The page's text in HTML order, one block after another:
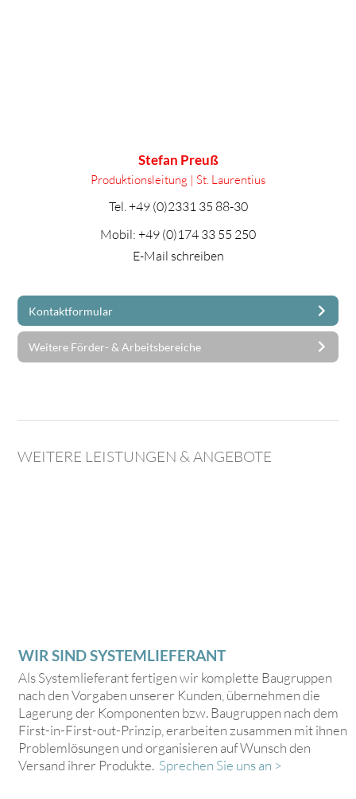
Stefan Preuß
Produktionsleitung | St. Laurentius
Tel.+49 (0)2331 35 88-30
Mobil: +49 (0)174 33 55 250
E-Mail schreiben
Kontaktformular
Weitere Förder- & Arbeitsbereiche
WEITERE LEISTUNGEN & ANGEBOTE
WIR SIND SYSTEMLIEFERANT
Als Systemlieferant fertigen wir komplette Baugruppen
nach den Vorgaben unserer Kunden, übernehmen die
Lagerung der Komponenten bzw. Baugruppen nach dem
First-in-First-out-Prinzip, erarbeiten zusammen mit ihnen
Problemlösungen und organisieren auf Wunsch den
Versand ihrer Produkte. Sprechen Sie uns an >